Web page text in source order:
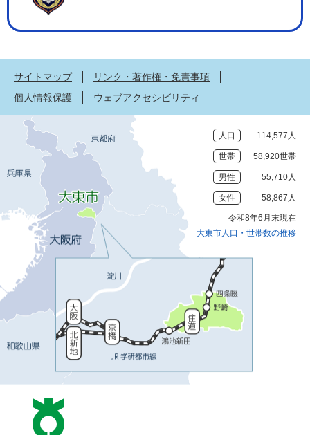
サイトマップ
リンク・著作権・免責事項
個人情報保護
ウェブアクセシビリティ
人口 114,577人
世帯 58,920世帯
男性 55,710人
女性 58,867人
令和8年6月末現在
大東市人口・世帯数の推移